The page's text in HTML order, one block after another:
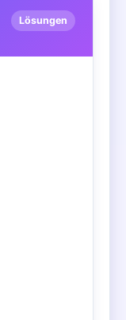
Lösungen